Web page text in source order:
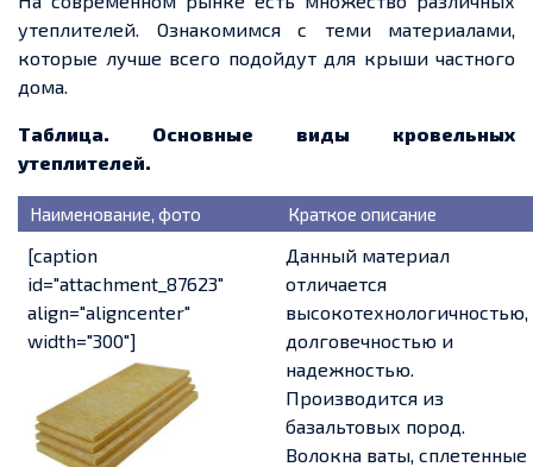
утеплителей. Ознакомимся с теми материалами,
которые лучше всего подойдут для крыши частного
дома.
Таблица. Основные виды кровельных
утеплителей.
Наименование, фото Краткое описание
[caption
id="attachment_87623"
align="aligncenter"
width="300"]
Данный материал
отличается
высокотехнологичностью,
долговечностью и
надежностью.
Производится из
базальтовых пород.
Волокна ваты, сплетенные